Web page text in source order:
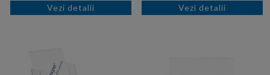
Vezi detalii Vezi detalii